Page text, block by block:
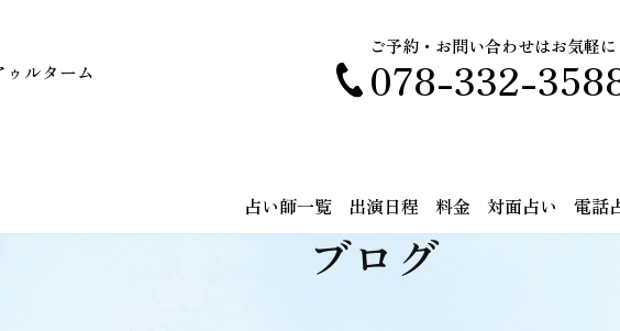
ルターム
ご予約・お問い合わせはお気軽に
078-332-
占い師一覧 出演日程 料金 対面占い 電話
ブログ